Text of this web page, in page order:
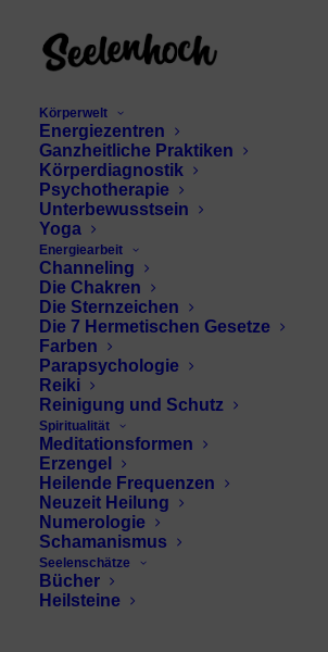
Körperwelt
Energiezentren
Ganzheitliche Praktiken
Körperdiagnostik
Psychotherapie
Unterbewusstsein
Yoga
Energiearbeit
Channeling
Die Chakren
Die Sternzeichen
Die 7 Hermetischen Gesetze
Farben
Parapsychologie
Reiki
Reinigung und Schutz
Spiritualität
Meditationsformen
Erzengel
Heilende Frequenzen
Neuzeit Heilung
Numerologie
Schamanismus
Seelenschätze
Bücher
Heilsteine
Bergamotte